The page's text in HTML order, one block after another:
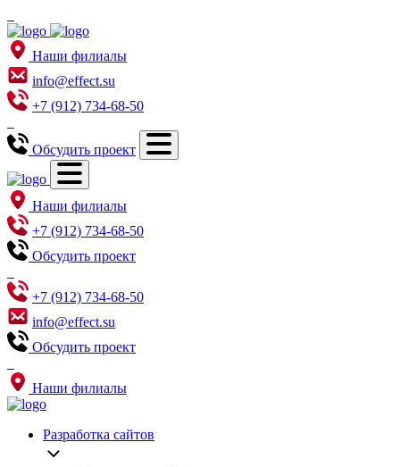
Наши филиалы
info@effect.su
+7 (912) 734-68-50
Обсудить проект
Наши филиалы
+7 (912) 734-68-50
Обсудить проект
+7 (912) 734-68-50
info@effect.su
Обсудить проект
Наши филиалы
Разработка сайтов